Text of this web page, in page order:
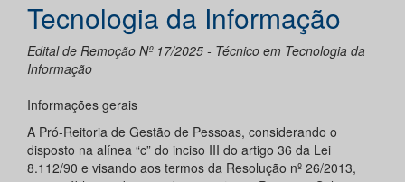
Tecnologia da Informação
Edital de Remoção Nº 17/2025 - Técnico em Tecnologia da
Informação
Informações gerais
A Pró-Reitoria de Gestão de Pessoas, considerando o
disposto na alínea “c” do inciso III do artigo 36 da Lei
8.112/90 e visando aos termos da Resolução nº 26/2013,